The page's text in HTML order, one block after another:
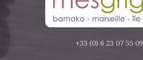
+33 (0) 6 23 07 55 09